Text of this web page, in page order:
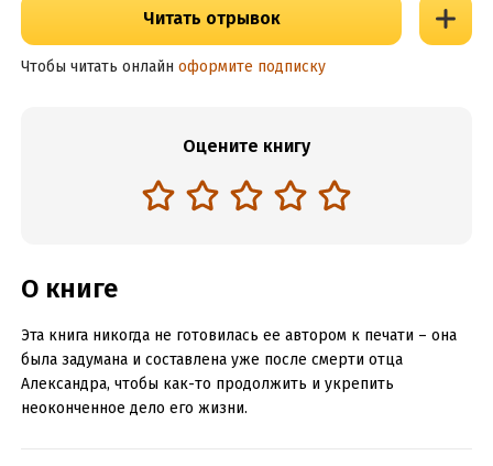
Читать отрывок
Чтобы читать онлайн оформите подписку
Оцените книгу
О книге
Эта книга никогда не готовилась ее автором к печати – она
была задумана и составлена уже после смерти отца
Александра, чтобы как-то продолжить и укрепить
неоконченное дело его жизни.